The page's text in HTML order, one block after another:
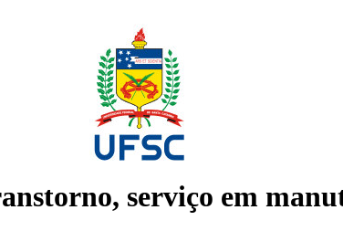
serviço em